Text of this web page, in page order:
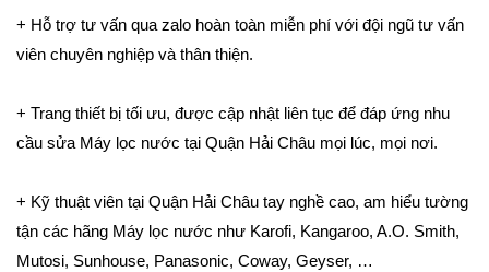
+ Hỗ trợ tư vấn qua zalo hoàn toàn miễn phí với đội ngũ tư vấn
viên chuyên nghiệp và thân thiện.
+ Trang thiết bị tối ưu, được cập nhật liên tục để đáp ứng nhu
cầu sửa Máy lọc nước tại Quận Hải Châu mọi lúc, mọi nơi.
+ Kỹ thuật viên tại Quận Hải Châu tay nghề cao, am hiểu tường
tận các hãng Máy lọc nước như Karofi, Kangaroo, A.O. Smith,
Mutosi, Sunhouse, Panasonic, Coway, Geyser, …